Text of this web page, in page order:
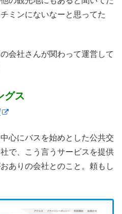
ミンにないなーと思ってた
会社さんが関わって運営して
グス
心にバスを始めとした公共交
で、こう言うサービスを提供
ありの会社とのこと。頼もし